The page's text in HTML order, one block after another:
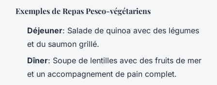
Exemples de Repas Pesco-végétariens
Déjeuner: Salade de quinoa avec des légumes
et du saumon grillé.
Dîner: Soupe de lentilles avec des fruits de mer
et un accompagnement de pain complet.